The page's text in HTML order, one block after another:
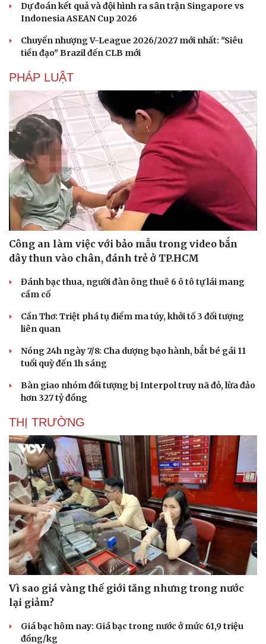
Văn hóa
Sân khấu - Điện ảnh
Văn học
Âm nhạc
Giải trí
Thời trang
Dự đoán kết quả và đội hình ra sân trận Singapore vs
Indonesia ASEAN Cup 2026
Chuyển nhượng V-League 2026/2027 mới nhất: "Siêu
tiền đạo" Brazil đến CLB mới
PHÁP LUẬT
Công an làm việc với bảo mẫu trong video bắn
dây thun vào chân, đánh trẻ ở TP.HCM
Đánh bạc thua, người đàn ông thuê 6 ô tô tự lái mang
cầm cố
Cần Thơ: Triệt phá tụ điểm ma túy, khởi tố 3 đối tượng
liên quan
Nóng 24h ngày 7/8: Cha dượng bạo hành, bắt bé gái 11
tuổi quỳ đến 1h sáng
Bàn giao nhóm đối tượng bị Interpol truy nã đỏ, lừa đảo
hơn 327 tỷ đồng
THỊ TRƯỜNG
Vì sao giá vàng thế giới tăng nhưng trong nước
lại giảm?
Giá bạc hôm nay: Giá bạc trong nước ở mức 61,9 triệu
đồng/kg